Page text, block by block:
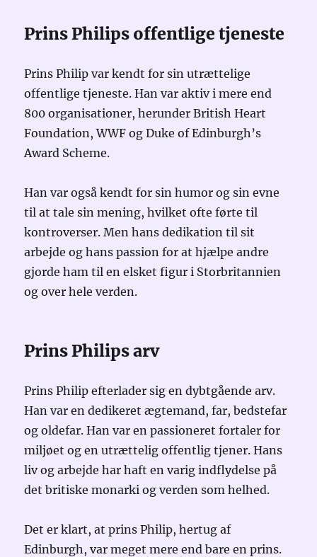
Prins Philips offentlige tjeneste
Prins Philip var kendt for sin utrættelige
offentlige tjeneste. Han var aktiv i mere end
800 organisationer, herunder British Heart
Foundation, WWF og Duke of Edinburgh’s
Award Scheme.
Han var også kendt for sin humor og sin evne
til at tale sin mening, hvilket ofte førte til
kontroverser. Men hans dedikation til sit
arbejde og hans passion for at hjælpe andre
gjorde ham til en elsket figur i Storbritannien
og over hele verden.
Prins Philips arv
Prins Philip efterlader sig en dybtgående arv.
Han var en dedikeret ægtemand, far, bedstefar
og oldefar. Han var en passioneret fortaler for
miljøet og en utrættelig offentlig tjener. Hans
liv og arbejde har haft en varig indflydelse på
det britiske monarki og verden som helhed.
Det er klart, at prins Philip, hertug af
Edinburgh, var meget mere end bare en prins.